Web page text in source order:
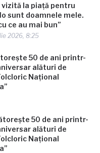
vizită la piață pentru
sunt doamnele mele.
ce au mai bun”
2026, 8:25
50 de ani printr-
alături de
Național
50 de ani printr-
alături de
Național